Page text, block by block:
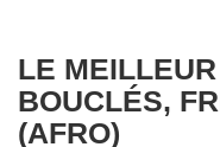
LE
BOUCLÉS,
(AFRO)